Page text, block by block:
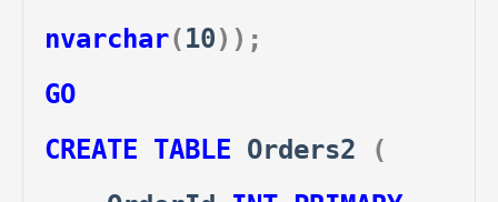
nvarchar(10));
GO
CREATE TABLE Orders2
(